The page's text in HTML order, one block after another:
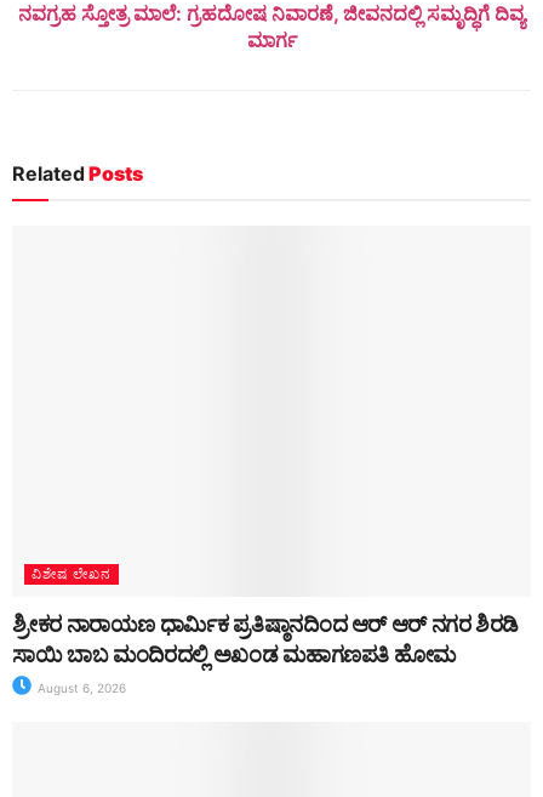
ನವಗ್ರಹ ಸ್ತೋತ್ರ ಮಾಲೆ: ಗ್ರಹದೋಷ ನಿವಾರಣೆ, ಜೀವನದಲ್ಲಿ ಸಮೃದ್ಧಿಗೆ ದಿವ್ಯ
ಮಾರ್ಗ
RelatedPosts
ವಿಶೇಷ ಲೇಖನ
ಶ್ರೀಕರ ನಾರಾಯಣ ಧಾರ್ಮಿಕ ಪ್ರತಿಷ್ಠಾನದಿಂದ ಆರ್ ಆರ್ ನಗರ ಶಿರಡಿ
ಸಾಯಿ ಬಾಬ ಮಂದಿರದಲ್ಲಿ ಅಖಂಡ ಮಹಾಗಣಪತಿ ಹೋಮ
August 6, 2026